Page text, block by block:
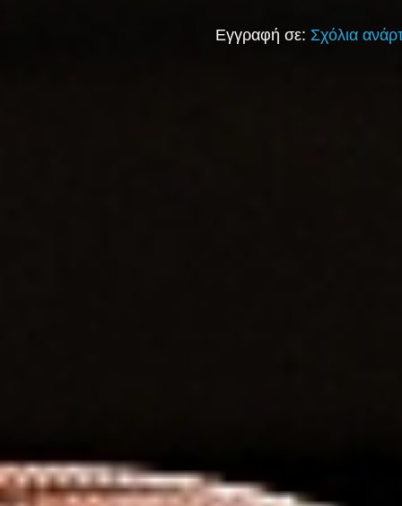
Εγγραφή σε: Σχόλια